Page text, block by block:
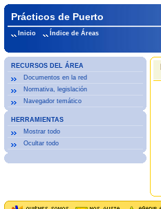
Prácticos de Puerto
Inicio Índice de Áreas
RECURSOS DEL ÁREA
Documentos en la red
Normativa, legislación
Navegador temático
HERRAMIENTAS
Mostrar todo
Ocultar todo